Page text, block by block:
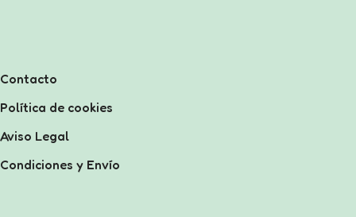
Contacto
Política de cookies
Aviso Legal
Condiciones y Envío